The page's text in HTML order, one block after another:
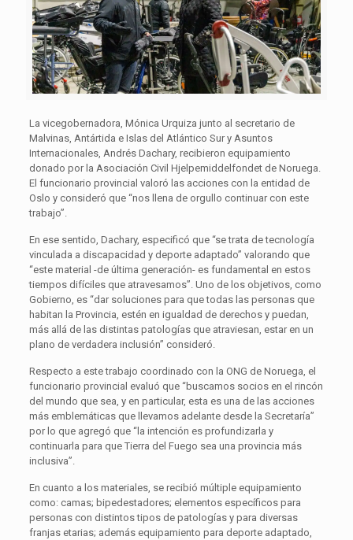
La vicegobernadora, Mónica Urquiza junto al secretario de
Malvinas, Antártida e Islas del Atlántico Sur y Asuntos
Internacionales, Andrés Dachary, recibieron equipamiento
donado por la Asociación Civil Hjelpemiddelfondet de Noruega.
El funcionario provincial valoró las acciones con la entidad de
Oslo y consideró que “nos llena de orgullo continuar con este
trabajo”.
En ese sentido, Dachary, especificó que “se trata de tecnología
vinculada a discapacidad y deporte adaptado” valorando que
“este material -de última generación- es fundamental en estos
tiempos difíciles que atravesamos”. Uno de los objetivos, como
Gobierno, es “dar soluciones para que todas las personas que
habitan la Provincia, estén en igualdad de derechos y puedan,
más allá de las distintas patologías que atraviesan, estar en un
plano de verdadera inclusión” consideró.
Respecto a este trabajo coordinado con la ONG de Noruega, el
funcionario provincial evaluó que “buscamos socios en el rincón
del mundo que sea, y en particular, esta es una de las acciones
más emblemáticas que llevamos adelante desde la Secretaría”
por lo que agregó que “la intención es profundizarla y
continuarla para que Tierra del Fuego sea una provincia más
inclusiva”.
En cuanto a los materiales, se recibió múltiple equipamiento
como: camas; bipedestadores; elementos específicos para
personas con distintos tipos de patologías y para diversas
franjas etarias; además equipamiento para deporte adaptado,